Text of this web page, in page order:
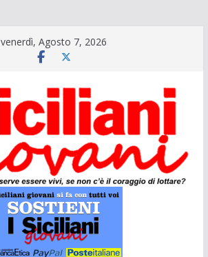
venerdì, Agosto 7, 2026